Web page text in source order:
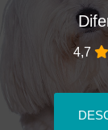
4,7